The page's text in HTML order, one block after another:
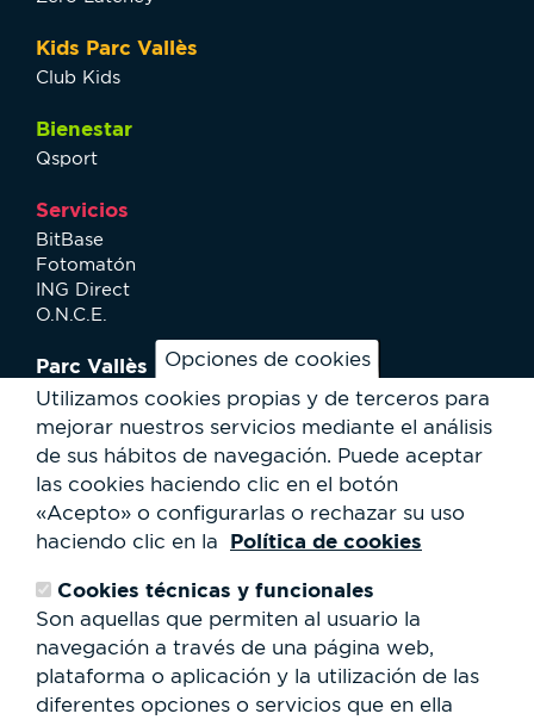
Opciones de cookies
Utilizamos cookies propias y de terceros para
mejorar nuestros servicios mediante el análisis
de sus hábitos de navegación. Puede aceptar
las cookies haciendo clic en el botón
«Acepto» o configurarlas o rechazar su uso
haciendo clic en la
Política de cookies
Cookies técnicas y funcionales
Son aquellas que permiten al usuario la
navegación a través de una página web,
plataforma o aplicación y la utilización de las
diferentes opciones o servicios que en ella
Kids Parc Vallès
Club Kids
Bienestar
Qsport
Servicios
BitBase
Fotomatón
ING Direct
O.N.C.E.
Parc Vallès
¿Cómo llegar?
Mapa
Actividades
Servicios al usuario
Club Staff
¿Quiénes somos?
Trabaja con nosotros
Cesión de espacios
RSC
Formulario
de